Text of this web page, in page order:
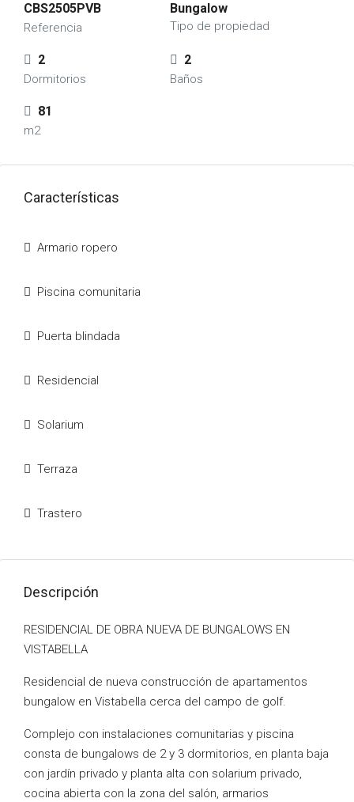
CBS2505PVB
Referencia
Bungalow
Tipo de propiedad
2
Dormitorios
2
Baños
81
m2
Características
Armario ropero
Piscina comunitaria
Puerta blindada
Residencial
Solarium
Terraza
Trastero
Descripción
RESIDENCIAL DE OBRA NUEVA DE BUNGALOWS EN
VISTABELLA
Residencial de nueva construcción de apartamentos
bungalow en Vistabella cerca del campo de golf.
Complejo con instalaciones comunitarias y piscina
consta de bungalows de 2 y 3 dormitorios, en planta baja
con jardín privado y planta alta con solarium privado,
cocina abierta con la zona del salón, armarios